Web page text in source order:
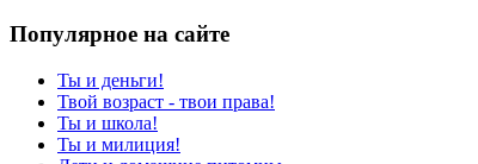
Популярное на сайте
Ты и деньги!
Твой возраст - твои права!
Ты и школа!
Ты и милиция!